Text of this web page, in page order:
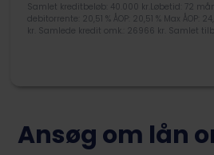
Samlet kreditbeløb: 40.000 kr.Løbetid: 72
debitorrente: 20,51 % ÅOP: 20,51 % Max ÅOP:
kr. Samlede kredit omk.: 26966 kr. Samlet
Ansøg om lån